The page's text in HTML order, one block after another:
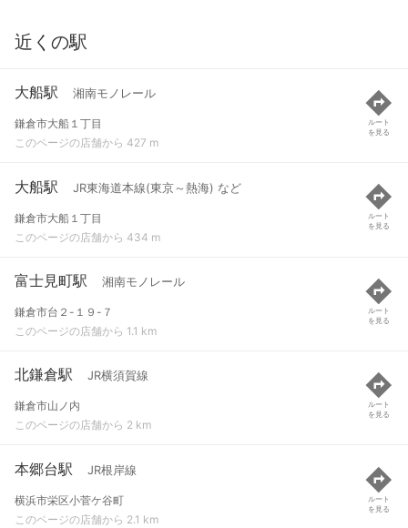
近くの駅
大船駅 湘南モノレール
鎌倉市大船１丁目
このページの店舗から 427 m
ルート
を見る
大船駅 JR東海道本線(東京～熱海) など
鎌倉市大船１丁目
このページの店舗から 434 m
ルート
を見る
富士見町駅 湘南モノレール
鎌倉市台２-１９-７
このページの店舗から 1.1 km
ルート
を見る
北鎌倉駅 JR横須賀線
鎌倉市山ノ内
このページの店舗から 2 km
ルート
を見る
本郷台駅 JR根岸線
横浜市栄区小菅ケ谷町
このページの店舗から 2.1 km
ルート
を見る